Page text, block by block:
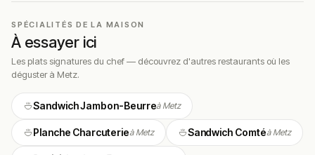
L’adresse s’est imposée au fil des années comme un
point de passage incontournable pour les Messins
comme pour les touristes. On y vient pour un sandwich
rapide à midi, pour composer une planche de
charcuterie ou pour faire le plein de fromages et de
produits du terroir lorrain.
L’enseigne regroupe en réalité plusieurs comptoirs sous
une même bannière : la charcuterie-fromagerie
SPÉCIALITÉS DE LA MAISON
À essayer ici
Les plats signatures du chef — découvrez d'autres restaurants où les
déguster à Metz.
Sandwich Jambon-Beurreà Metz
Planche Charcuterieà Metz Sandwich Comtéà Metz